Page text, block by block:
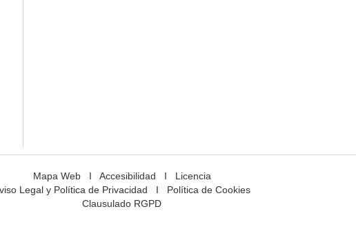
Mapa WebI Accesibilidad I Licencia
Legal y Política de Privacidad I Política de Cookies
Clausulado RGPD